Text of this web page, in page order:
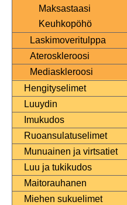
Maksastaasi
Keuhkopöhö
Laskimoveritulppa
Ateroskleroosi
Mediaskleroosi
Hengityselimet
Luuydin
Imukudos
Ruoansulatuselimet
Munuainen ja virtsatiet
Luu ja tukikudos
Maitorauhanen
Miehen sukuelimet